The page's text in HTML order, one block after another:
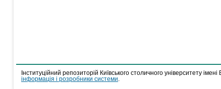
Інституційний репозиторій Київського столичного університету
інформація і розробники системи